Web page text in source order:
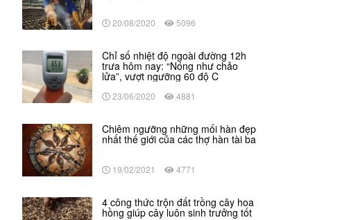
20/08/2020 5096
Chỉ số nhiệt độ ngoài đường 12h
trưa hôm nay: “Nóng như chảo
lửa”, vượt ngưỡng 60 độ C
23/06/2020 4881
Chiêm ngưỡng những mối hàn đẹp
nhất thế giới của các thợ hàn tài ba
19/02/2021 4771
4 công thức trộn đất trồng cây hoa
hồng giúp cây luôn sinh trưởng tốt